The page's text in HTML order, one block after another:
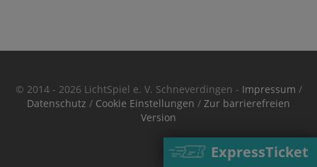
ExpressTicket
© 2014 - 2026 LichtSpiel e. V. Schneverdingen - Impressum /
Datenschutz / Cookie Einstellungen / Zur barrierefreien
Version